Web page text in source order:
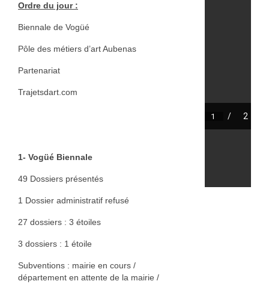
Quas’art ceramic
Danièle Raya-Moreno
Anne-Lise Roussy
Thanh Violet
Verre
Georges et Monique Stahl
Bois
Ordre du jour :
Biennale de Vogüé
Pôle des métiers d’art Aubenas
Partenariat
Trajetsdart.com
1- Vogüé Biennale
49 Dossiers présentés
1 Dossier administratif refusé
27 dossiers : 3 étoiles
3 dossiers : 1 étoile
Subventions : mairie en cours /
département en attente de la mairie /